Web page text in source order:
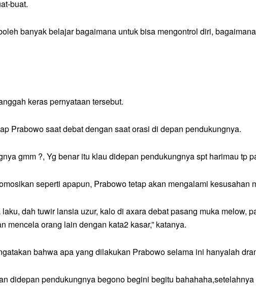
buat.
banyak belajar bagaimana untuk bisa mengontrol diri,
keras pernyataan tersebut.
Prabowo saat debat dengan saat orasi di depan pendukungnya.
gmm ?, Yg benar itu klau didepan pendukungnya spt harimau tp
seperti apapun, Prabowo tetap akan mengalami kesusahan
dah tuwir lansia uzur, kalo di axara debat pasang muka melow,
orang lain dengan kata2 kasar,” katanya.
bahwa apa yang dilakukan Prabowo selama ini hanyalah
didepan pendukungnya begono begini begitu